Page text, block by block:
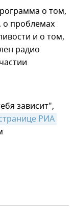
о том,
о проблемах
и о том,
радио
зависит",
РИА